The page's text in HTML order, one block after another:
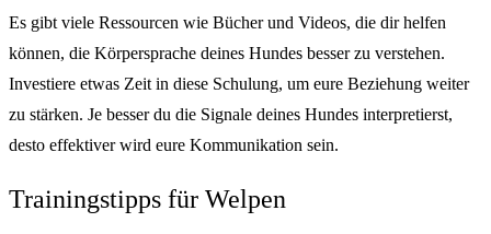
Es gibt viele Ressourcen wie Bücher und Videos, die dir helfen
können, die Körpersprache deines Hundes besser zu verstehen.
Investiere etwas Zeit in diese Schulung, um eure Beziehung weiter
zu stärken. Je besser du die Signale deines Hundes interpretierst,
desto effektiver wird eure Kommunikation sein.
Trainingstipps für Welpen